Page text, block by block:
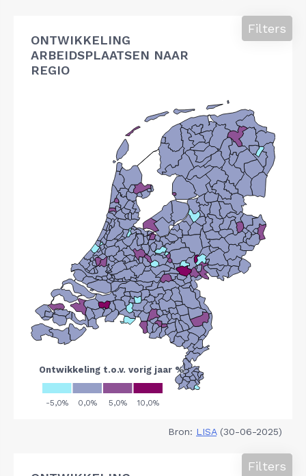
ONTWIKKELING
ARBEIDSPLAATSEN NAAR
REGIO
Filters
Bron: LISA(30-06-2025)
Filters